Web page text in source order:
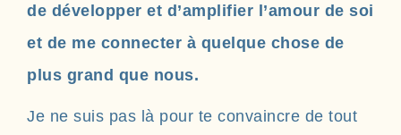
de développer et d’amplifier l’amour de soi
et de me connecter à quelque chose de
plus grand que nous.
Je ne suis pas là pour te convaincre de tout